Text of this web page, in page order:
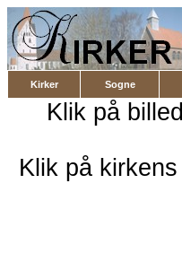
Kirker Sogne
Klik på
Klik på